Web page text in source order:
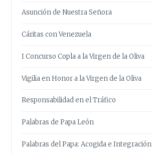
Asunción de Nuestra Señora
Cáritas con Venezuela
I Concurso Copla a la Virgen de la Oliva
Vigilia en Honor a la Virgen de la Oliva
Responsabilidad en el Tráfico
Palabras de Papa León
Palabras del Papa: Acogida e Integración